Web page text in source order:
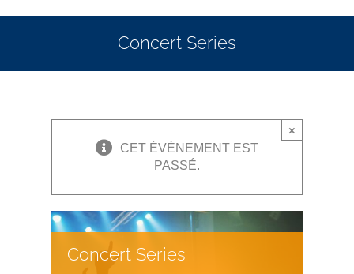
Concert Series
×
CET ÉVÈNEMENT EST
PASSÉ.
Concert Series